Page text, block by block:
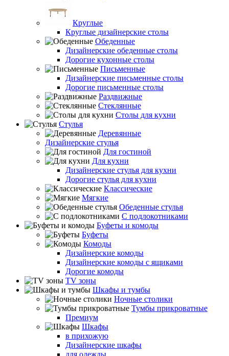
Круглые
Круглые дизайнерские столы
Обеденные
Дизайнерские обеденные столы
Дорогие кухонные столы
Письменные
Дизайнерские письменные столы
Дорогие письменные столы
Раздвижные
Стеклянные
Столы для кухни
Стулья
Деревянные
Дизайнерские стулья
Для гостиной
Для кухни
Дизайнерские стулья для кухни
Дорогие стулья для кухни
Классические
Мягкие
Обеденные стулья
С подлокотниками
Буфеты и комоды
Буфеты
Комоды
Дизайнерские комоды
Дизайнерские комоды с ящиками
Дорогие комоды
TV зоны
Шкафы и тумбы
Ночные столики
Тумбы прикроватные
Премиум
Шкафы
в прихожую
Дизайнерские шкафы
для одежды